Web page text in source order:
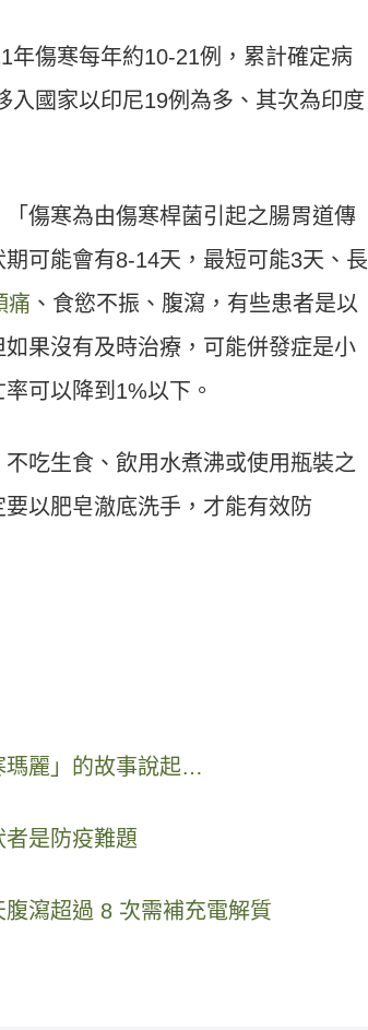
年傷寒每年約10-21例，累計確定病
入國家以印尼19例為多、其次為印度
「傷寒為由傷寒桿菌引起之腸胃道傳
可能會有8-14天，最短可能3天、長
痛 、食慾不振、腹瀉，有些患者是以
果沒有及時治療，可能併發症是小
可以降到 1%以下。
吃生食、飲用水煮沸或使用瓶裝之
以肥皂澈底洗手，才能有效防
瑪麗」的故事說起…
是防疫難題
瀉超過 8 次需補充電解質